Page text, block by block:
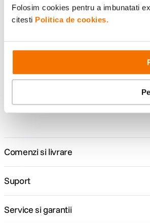
Folosim cookies pentru a imbunatati
citesti Politica de cookies.
Alatura-te comunitatii
specializata
Comenzi si livrare
Suport
Service si garantii